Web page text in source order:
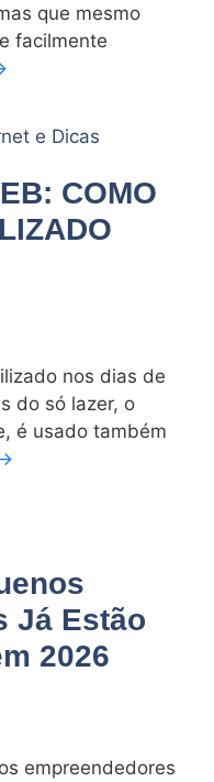
que mesmo
facilmente
e Dicas
COMO
nos dias de
do só lazer, o
é usado também
Já Estão
2026
empreendedores